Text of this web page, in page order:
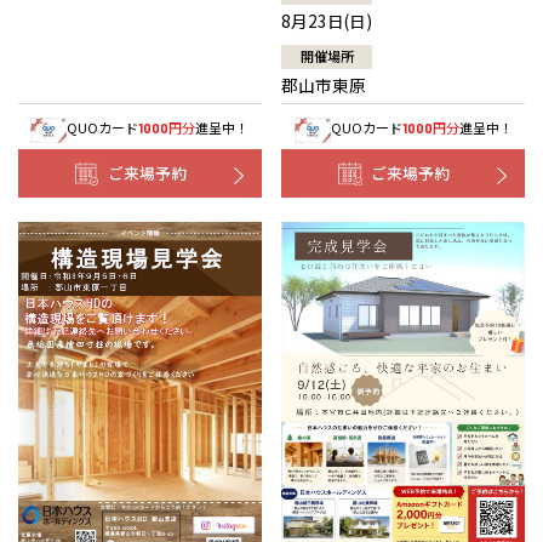
QUOカード1000円分進呈中！
ご来場予約
8月23日(日)
開催場所
郡山市東原
QUOカード1000円分進呈中！
ご来場予約